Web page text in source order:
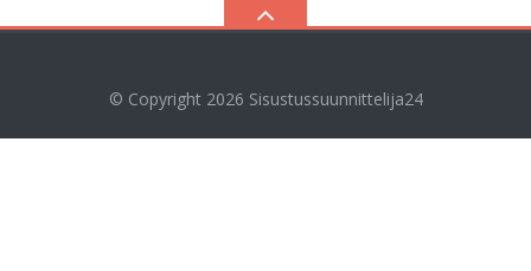
© Copyright 2026 Sisustussuunnittelija24